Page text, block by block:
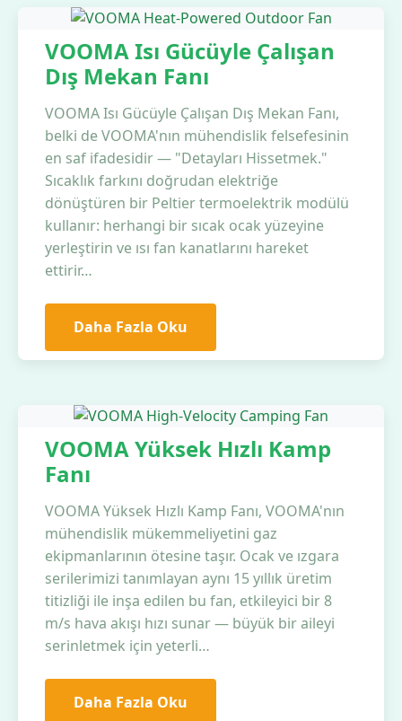
VOOMA Isı Gücüyle Çalışan
Dış Mekan Fanı
VOOMA Isı Gücüyle Çalışan Dış Mekan Fanı,
belki de VOOMA'nın mühendislik felsefesinin
en saf ifadesidir — "Detayları Hissetmek."
Sıcaklık farkını doğrudan elektriğe
dönüştüren bir Peltier termoelektrik modülü
kullanır: herhangi bir sıcak ocak yüzeyine
yerleştirin ve ısı fan kanatlarını hareket
ettirir…
Daha Fazla Oku
VOOMA Yüksek Hızlı Kamp
Fanı
VOOMA Yüksek Hızlı Kamp Fanı, VOOMA'nın
mühendislik mükemmeliyetini gaz
ekipmanlarının ötesine taşır. Ocak ve ızgara
serilerimizi tanımlayan aynı 15 yıllık üretim
titizliği ile inşa edilen bu fan, etkileyici bir 8
m/s hava akışı hızı sunar — büyük bir aileyi
serinletmek için yeterli…
Daha Fazla Oku